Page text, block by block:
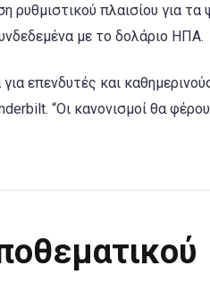
πλαισίου για τα
με το δολάριο ΗΠΑ.
επενδυτές και
“Οι κανονισμοί θα